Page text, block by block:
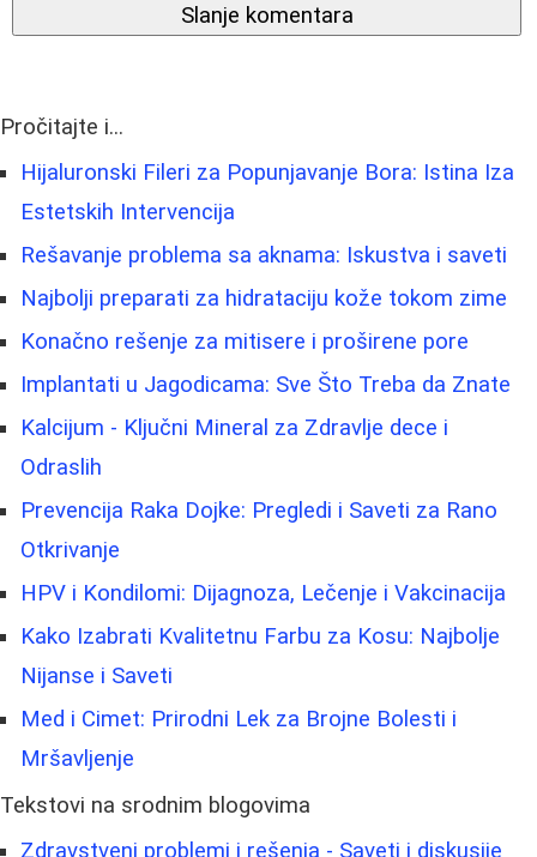
Slanje komentara
Pročitajte i...
Hijaluronski Fileri za Popunjavanje Bora: Istina Iza
Estetskih Intervencija
Rešavanje problema sa aknama: Iskustva i saveti
Najbolji preparati za hidrataciju kože tokom zime
Konačno rešenje za mitisere i proširene pore
Implantati u Jagodicama: Sve Što Treba da Znate
Kalcijum - Ključni Mineral za Zdravlje dece i
Odraslih
Prevencija Raka Dojke: Pregledi i Saveti za Rano
Otkrivanje
HPV i Kondilomi: Dijagnoza, Lečenje i Vakcinacija
Kako Izabrati Kvalitetnu Farbu za Kosu: Najbolje
Nijanse i Saveti
Med i Cimet: Prirodni Lek za Brojne Bolesti i
Mršavljenje
Tekstovi na srodnim blogovima
Zdravstveni problemi i rešenja - Saveti i diskusije